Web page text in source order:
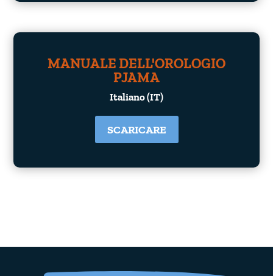
MANUALE DELL'OROLOGIO
PJAMA
Italiano (IT)
SCARICARE